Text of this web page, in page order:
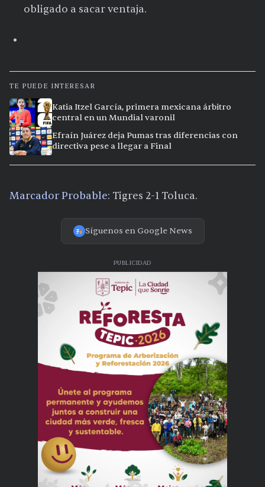
obligado a sacar ventaja.
TE PUEDE INTERESAR
Katia Itzel García, primera mexicana árbitro
central en un Mundial varonil
Efraín Juárez deja Pumas tras diferencias con
directiva pese a llegar a Final
Marcador Probable: Tigres 2-1 Toluca.
Síguenos en Google News
PUBLICIDAD